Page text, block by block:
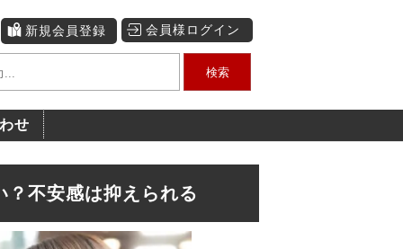
新規会員登録 会員様ログイン
検索
せ
不安感は抑えられる